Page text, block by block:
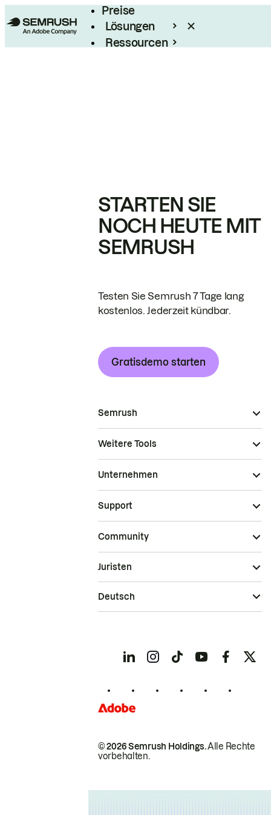
Preise
Lösungen
Ressourcen
STARTEN SIE
NOCH HEUTE MIT
SEMRUSH
Testen Sie Semrush 7 Tage lang
kostenlos. Jederzeit kündbar.
Gratisdemo starten
Semrush
Weitere Tools
Unternehmen
Support
Community
© 2026 Semrush Holdings.Alle Rechte
vorbehalten.
Juristen
Deutsch